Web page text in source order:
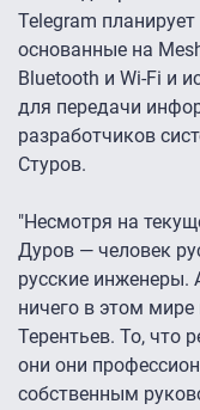
Telegram
основанные на
Bluetooth и Wi-Fi и
для передачи
разработчиков
Стуров.
"Несмотря на
Дуров — человек
русские инженеры.
ничего в этом
Терентьев. То, что
они они
собственным